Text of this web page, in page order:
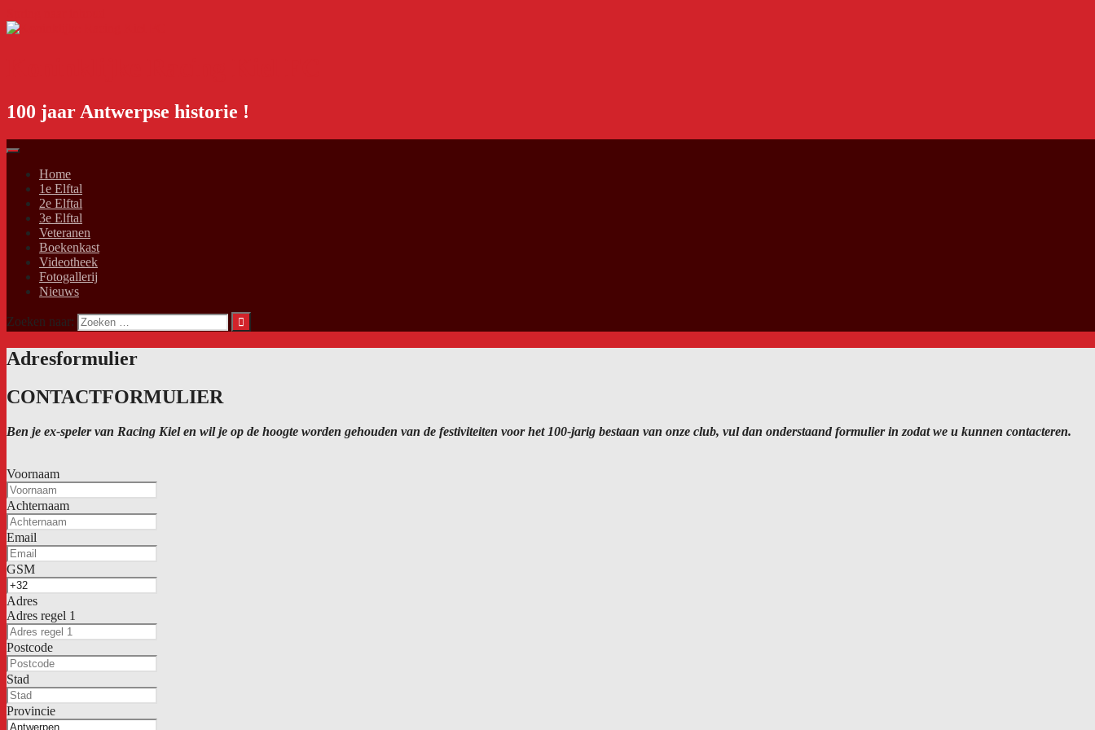
100 jaar Antwerpse historie !
Home
1e Elftal
2e Elftal
3e Elftal
Veteranen
Boekenkast
Videotheek
Fotogallerij
Nieuws
Zoeken naar:
Adresformulier
CONTACTFORMULIER
Ben je ex-speler van Racing Kiel en wil je op de hoogte worden gehouden van de festiviteiten voor het 100-jarig bestaan van onze club, vul dan onderstaand formulier in zodat we u kunnen contacteren.
Voornaam
Achternaam
Email
GSM
Adres
Adres regel 1
Postcode
Stad
Provincie